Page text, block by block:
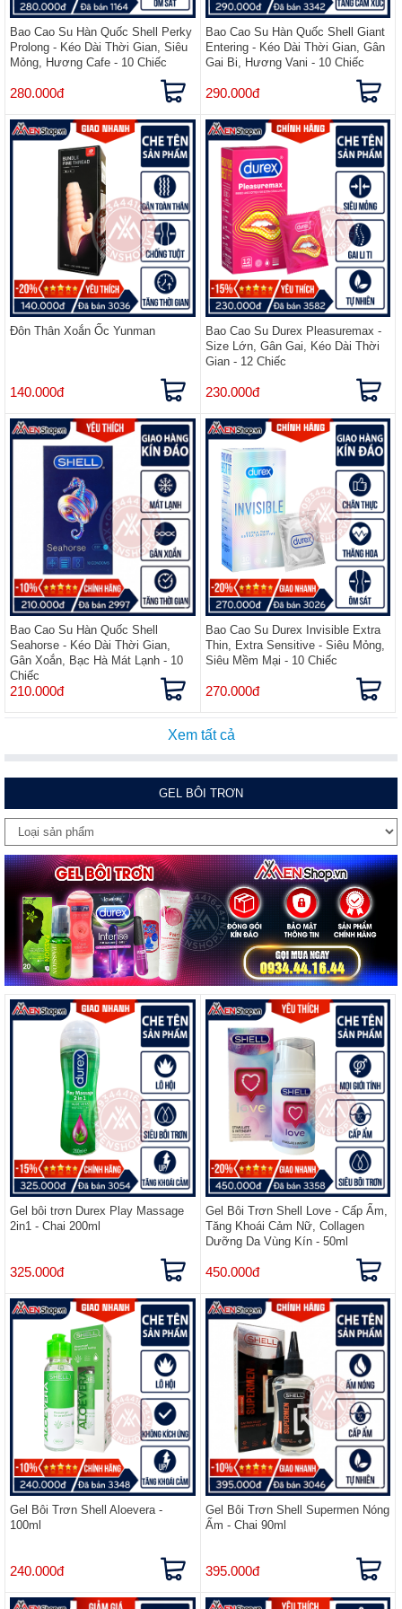
Bao Cao Su Hàn Quốc Shell Perky
Prolong - Kéo Dài Thời Gian, Siêu
Mỏng, Hương Cafe - 10 Chiếc
280.000đ
Bao Cao Su Hàn Quốc Shell Giant
Entering - Kéo Dài Thời Gian, Gân
Gai Bi, Hương Vani - 10 Chiếc
290.000đ
Đôn Thân Xoắn Ốc Yunman
140.000đ
Bao Cao Su Durex Pleasuremax -
Size Lớn, Gân Gai, Kéo Dài Thời
Gian - 12 Chiếc
230.000đ
Bao Cao Su Hàn Quốc Shell
Seahorse - Kéo Dài Thời Gian,
Gân Xoắn, Bạc Hà Mát Lạnh - 10
Chiếc
210.000đ
Bao Cao Su Durex Invisible Extra
Thin, Extra Sensitive - Siêu Mỏng,
Siêu Mềm Mại - 10 Chiếc
270.000đ
Xem tất cả
GEL BÔI TRƠN
Gel bôi trơn Durex Play Massage
2in1 - Chai 200ml
325.000đ
Gel Bôi Trơn Shell Love - Cấp Ẩm,
Tăng Khoái Cảm Nữ, Collagen
Dưỡng Da Vùng Kín - 50ml
450.000đ
Gel Bôi Trơn Shell Aloevera -
100ml
240.000đ
Gel Bôi Trơn Shell Supermen Nóng
Ấm - Chai 90ml
395.000đ